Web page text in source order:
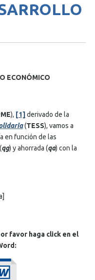
ECONÓMICO
), [1] derivado de la
(TESS), vamos a
en función de las
qg) y ahorrada (qa) con la
favor haga click en el